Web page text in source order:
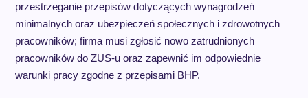
przestrzeganie przepisów dotyczących wynagrodzeń
minimalnych oraz ubezpieczeń społecznych i zdrowotnych
pracowników; firma musi zgłosić nowo zatrudnionych
pracowników do ZUS-u oraz zapewnić im odpowiednie
warunki pracy zgodne z przepisami BHP.